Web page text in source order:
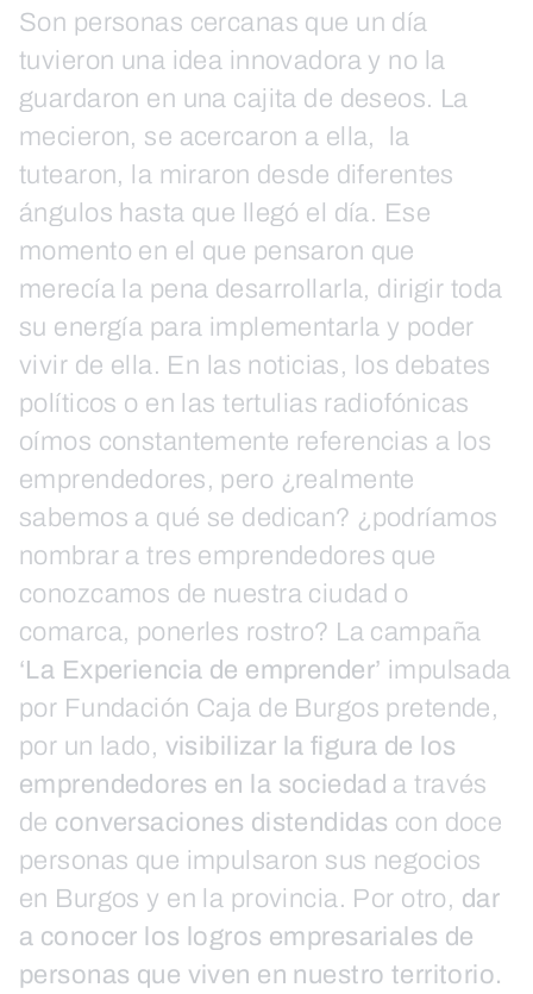
Son personas cercanas que un día
tuvieron una idea innovadora y no la
guardaron en una cajita de deseos. La
mecieron, se acercaron a ella, la
tutearon, la miraron desde diferentes
ángulos hasta que llegó el día. Ese
momento en el que pensaron que
merecía la pena desarrollarla, dirigir toda
su energía para implementarla y poder
vivir de ella. En las noticias, los debates
políticos o en las tertulias radiofónicas
oímos constantemente referencias a los
emprendedores, pero ¿realmente
sabemos a qué se dedican? ¿podríamos
nombrar a tres emprendedores que
conozcamos de nuestra ciudad o
comarca, ponerles rostro? La campaña
‘La Experiencia de emprender’ impulsada
por Fundación Caja de Burgos pretende,
por un lado, visibilizar la figura de los
emprendedores en la sociedad a través
de conversaciones distendidas con doce
personas que impulsaron sus negocios
en Burgos y en la provincia. Por otro, dar
a conocer los logros empresariales de
personas que viven en nuestro territorio.